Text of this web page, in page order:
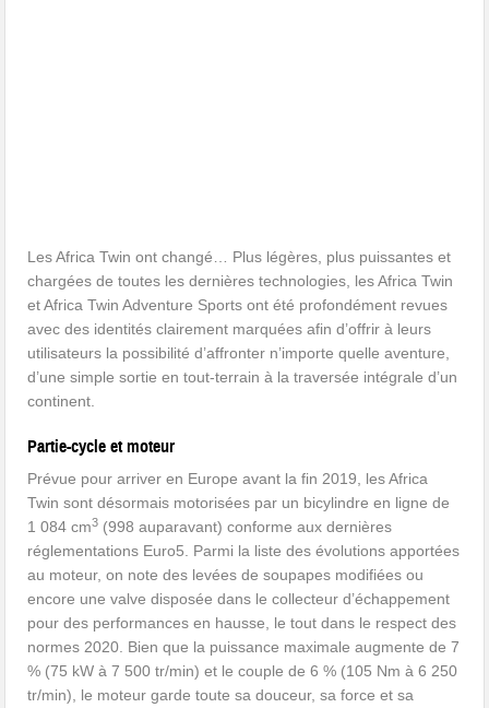
Les Africa Twin ont changé… Plus légères, plus puissantes et
chargées de toutes les dernières technologies, les Africa Twin
et Africa Twin Adventure Sports ont été profondément revues
avec des identités clairement marquées afin d’offrir à leurs
utilisateurs la possibilité d’affronter n’importe quelle aventure,
d’une simple sortie en tout-terrain à la traversée intégrale d’un
continent.
Partie-cycle et moteur
Prévue pour arriver en Europe avant la fin 2019, les Africa
Twin sont désormais motorisées par un bicylindre en ligne de
1 084 cm3 (998 auparavant) conforme aux dernières
réglementations Euro5. Parmi la liste des évolutions apportées
au moteur, on note des levées de soupapes modifiées ou
encore une valve disposée dans le collecteur d’échappement
pour des performances en hausse, le tout dans le respect des
normes 2020. Bien que la puissance maximale augmente de 7
% (75 kW à 7 500 tr/min) et le couple de 6 % (105 Nm à 6 250
tr/min), le moteur garde toute sa douceur, sa force et sa